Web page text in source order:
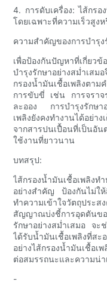
4. การดับเครื่อง: ไส้กรอ
โดยเฉพาะที่ความเร็วสูง
ความสำคัญของการบำรุง
เพื่อป้องกันปัญหาที่เกี่ยว
บำรุงรักษาอย่างสม่ำเสม
กรองน้ำมันเชื้อเพลิงตา
การขับขี่ เช่น การจรา
ละออง การบำรุงรักษาอ
เพลิงยังคงทำงานได้อย่
จากสารปนเปื้อนที่เป็นอั
ใช้งานที่ยาวนาน
บทสรุป:
ไส้กรองน้ำมันเชื้อเพลิง
อย่างสำคัญ ป้องกันไม่ใ
ทำความเข้าใจวัตถุป
สัญญาณบ่งชี้การอุดตันข
รักษาอย่างสม่ำเสมอ จะ
ได้รับน้ำมันเชื้อเพลิงที่ส
อย่างไส้กรองน้ำมันเชื้อเ
ต่อสมรรถนะและความน่
-